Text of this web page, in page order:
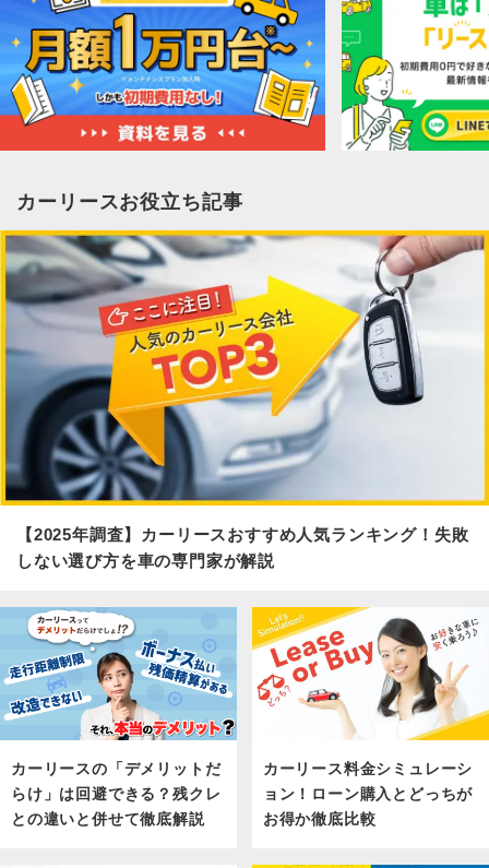
カーリースお役立ち記事
【2025年調査】カーリースおすすめ人気ランキング！失敗
しない選び方を車の専門家が解説
カーリースの「デメリットだ
らけ」は回避できる？残クレ
との違いと併せて徹底解説
カーリース料金シミュレーシ
ョン！ローン購入とどっちが
お得か徹底比較